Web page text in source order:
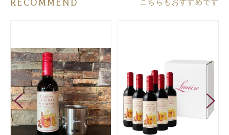
RECOMMEND こちらもおすすめです